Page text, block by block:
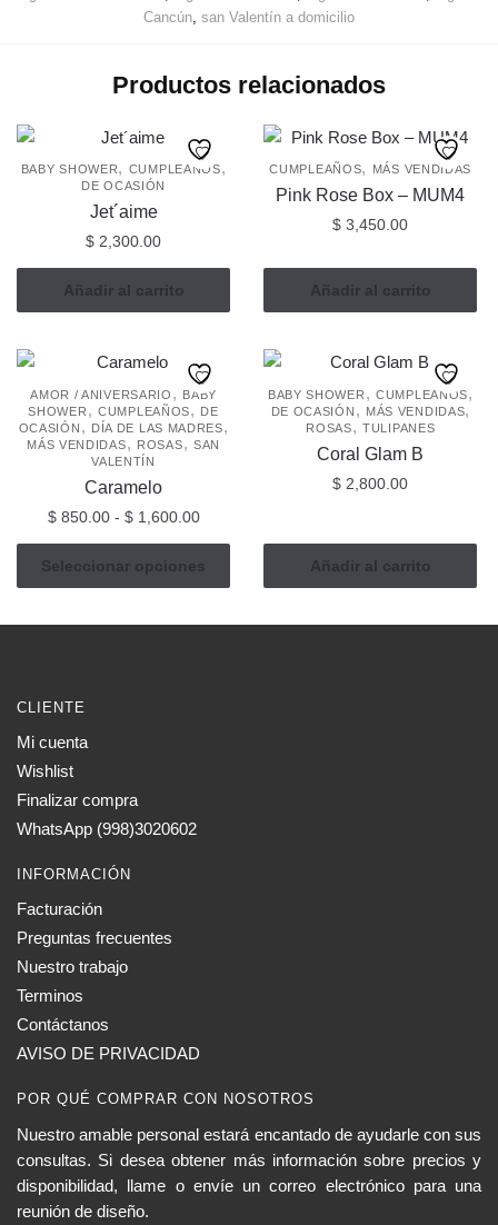
Cancún san Valentín a domicilio
Productos relacionados
BABY SHOWER, CUMPLEAÑOS,
DE OCASIÓN
Jet´aime
$ 2,300.00
Añadir al carrito
CUMPLEAÑOS, MÁS VENDIDAS
Pink Rose Box – MUM4
$ 3,450.00
Añadir al carrito
AMOR / ANIVERSARIO , BABY
SHOWER , CUMPLEAÑOS, DE
OCASIÓN , DÍA DE LAS MADRES,
MÁS VENDIDAS, ROSAS, SAN
VALENTÍN
Caramelo
$850.00 - $1,600.00Rango
de
precios:
desde
Seleccionar opciones
producto
elegir
en
página
producto
BABY SHOWER , CUMPLEAÑOS,
DE OCASIÓN , MÁS VENDIDAS,
ROSAS,TULIPANES
Coral Glam B
$ 2,800.00
Añadir al carrito
CLIENTE
Mi cuenta
Wishlist
Finalizar compra
WhatsApp (998)3020602
INFORMACIÓN
Facturación
Preguntas frecuentes
Nuestro trabajo
Terminos
Contáctanos
AVISO DE PRIVACIDAD
POR QUÉ COMPRAR CON NOSOTROS
Nuestro amable personal estará encantado de ayudarle con sus
consultas. Si desea obtener más información sobre precios y
disponibilidad, llame o envíe un correo electrónico para una
reunión de diseño.